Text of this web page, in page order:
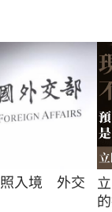
入境　外交